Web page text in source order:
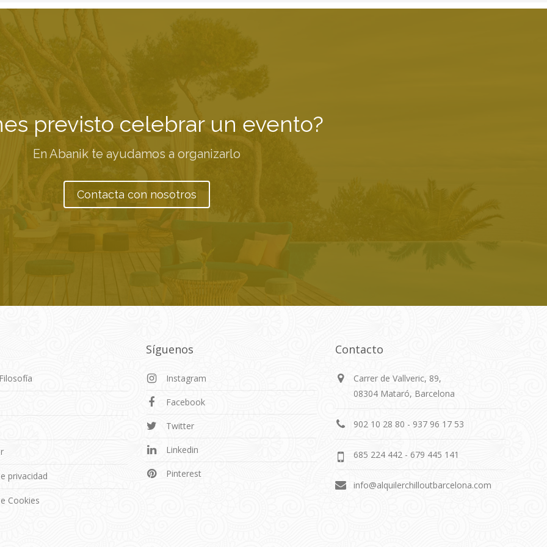
previsto celebrar un evento?
En Abanik te ayudamos a organizarlo
Contacta con nosotros
privacidad
Cookies
Síguenos
Instagram
Facebook
Twitter
Linkedin
Pinterest
Contacto
Carrer de Vallveric, 89,
08304 Mataró, Barcelona
902 10 28 80 - 937 96 17 53
685 224 442 - 679 445 141
info@alquilerchilloutbarcelona.com